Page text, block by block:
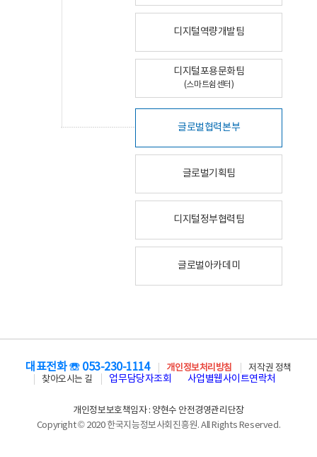
디지털역량개발팀
디지털포용문화팀
(스마트쉼센터)
글로벌협력본부
글로벌기획팀
디지털정부협력팀
글로벌아카데미
대표전화 ☏ 053-230-1114 개인정보처리방침
저작권 정책
찾아오시는 길
업무담당자조회 사업별웹사이트연락처
개인정보보호책임자 : 양현수 안전경영관리단장
Copyright © 2020 한국지능정보사회진흥원. All Rights Reserved.